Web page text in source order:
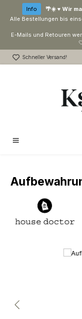
Zum Hauptinhalt
Info
🌴☀️ ♥ Wir
Alle Bestellungen bis
E-Mails und Retouren
Schneller Versand!
Bildergalerie